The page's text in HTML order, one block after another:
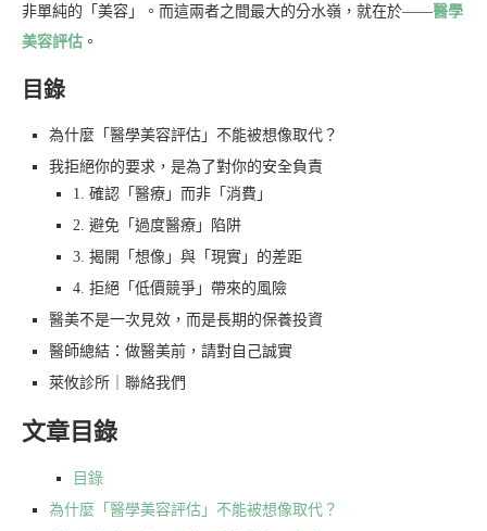
非單純的「美容」。而這兩者之間最大的分水嶺，就在於——醫學
美容評估 。
目錄
為什麼「醫學美容評估」不能被想像取代？
我拒絕你的要求，是為了對你的安全負責
1. 確認「醫療」而非「消費」
2. 避免「過度醫療」陷阱
3. 揭開「想像」與「現實」的差距
4. 拒絕「低價競爭」帶來的風險
醫美不是一次見效，而是長期的保養投資
醫師總結：做醫美前，請對自己誠實
萊攸診所｜聯絡我們
文章目錄
目錄
為什麼「醫學美容評估」不能被想像取代？